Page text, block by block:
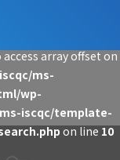
array offset on
ms-
wp-
iscqc/template-
on line 10